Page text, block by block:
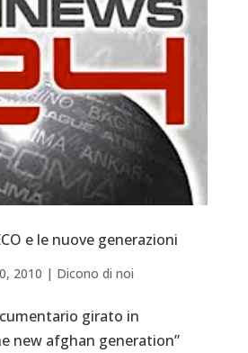
e le nuove generazioni
2010 | Dicono di noi
girato in
new afghan generation”